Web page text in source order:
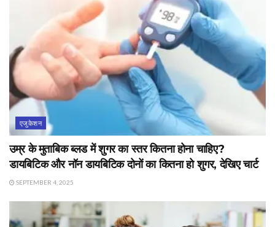
एजुकेशन
उम्र के मुताबिक ब्लड में शुगर का स्तर कितना होना चाहिए?
डायबिटिक और नॉन डायबिटिक दोनों का कितना हो शुगर, देखिए चार्ट
SEPTEMBER 4, 2025